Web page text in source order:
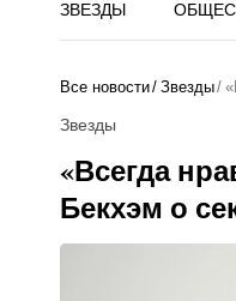
ЗВЕЗДЫ
Все новости Звезды
Звезды
«Всегда
Бекхэм о